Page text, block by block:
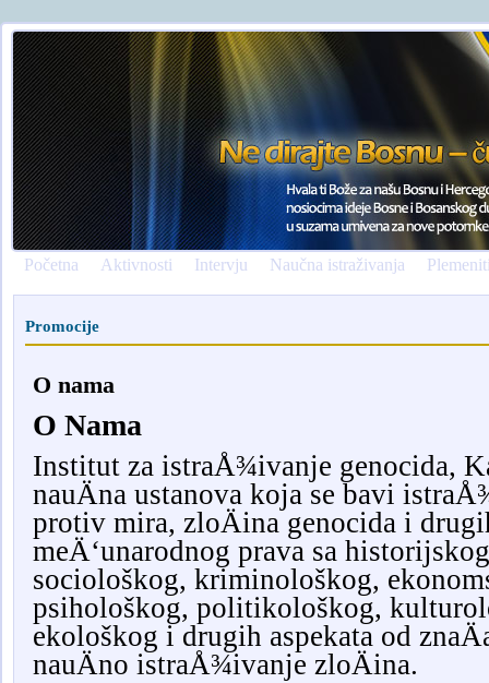
Početna Aktivnosti Intervju Naučna istraživanja
Promocije
O nama
O Nama
Institut za istraÅ¾ivanje genocida,
nauÄna ustanova koja se bavi
protiv mira, zloÄina genocida i
meÄ‘unarodnog prava sa
sociološkog, kriminološkog,
psihološkog, politikološkog,
ekološkog i drugih aspekata od
nauÄno istraÅ¾ivanje zloÄina.